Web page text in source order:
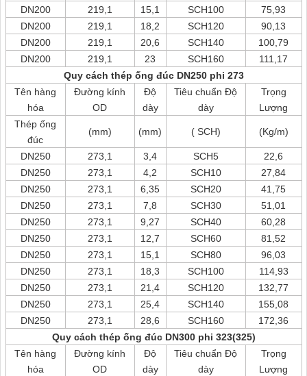
DN200
219,1 15,1 SCH100
75,93
DN200
219,1 18,2 SCH120
90,13
DN200
219,1 20,6 SCH140
100,79
DN200
219,1 23 SCH160
111,17
Quy cách thép ống đúc DN250 phi 273
Tên hàng
hóa
Đường kính
OD
Độ
dày
Tiêu chuẩn Độ
dày
Trọng
Lượng
Thép ống
đúc
(mm) (mm) ( SCH) (Kg/m)
DN250 273,1 3,4 SCH5
22,6
DN250
273,1 4,2 SCH10
27,84
DN250
273,1 6,35 SCH20
41,75
DN250
273,1 7,8 SCH30
51,01
DN250
273,1 9,27 SCH40
60,28
DN250
273,1 12,7 SCH60
81,52
DN250
273,1 15,1 SCH80
96,03
DN250
273,1 18,3 SCH100
114,93
DN250
273,1 21,4 SCH120
132,77
DN250
273,1 25,4 SCH140
155,08
DN250
273,1 28,6 SCH160
172,36
Quy cách thép ống đúc DN300 phi 323(325)
Tên hàng
hóa
Đường kính
OD
Độ
dày
Tiêu chuẩn Độ
dày
Trọng
Lượng